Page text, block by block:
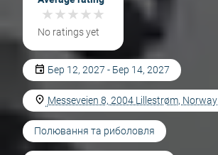
★★★★★
★★★★★
No ratings yet
Бер 12, 2027 - Бер 14, 2027
Messeveien 8, 2004 Lillestrøm, Norway
Полювання та риболовля